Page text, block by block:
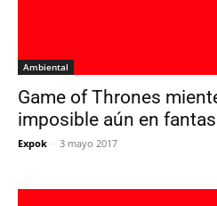
Ambiental
Game of Thrones
imposible aún en
Expok - 3 mayo 2017